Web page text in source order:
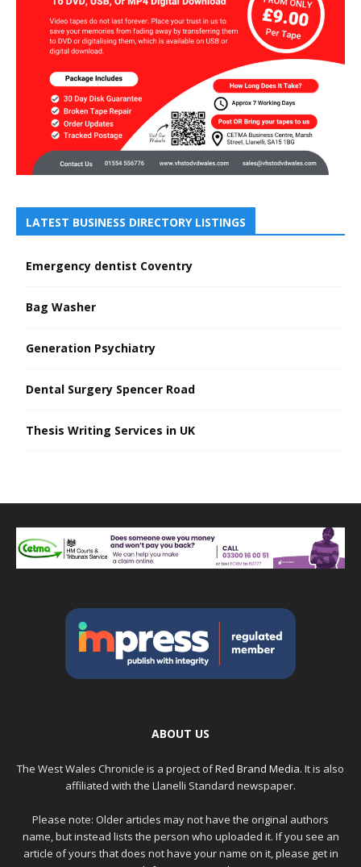
LATEST BUSINESS DIRECTORY LISTINGS
Emergency dentist Coventry
Bag Washer
Generation Psychiatry
Dental Surgery Spencer Road
Thesis Writing Services in UK
ABOUT US
The West Wales Chronicle is a project ofRed Brand Media. It is also
affiliated with the Llanelli Standard newspaper.
Please note: Older articles may not have the original authors
name, but instead lists the person who uploaded it. If you see an
article of yours that does not have your name on it, please get in